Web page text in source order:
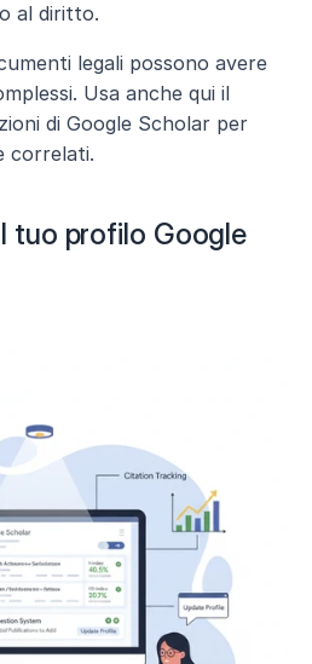
al diritto.
legali possono avere
Usa anche qui il
di Google Scholar per
correlati.
tuo profilo Google